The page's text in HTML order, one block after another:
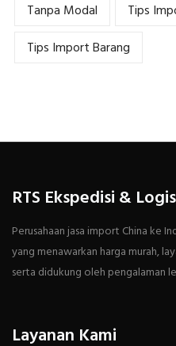
Tanpa Modal
Tips
Tips Import Barang
RTS Ekspedisi &
Perusahaan jasa import China ke
yang menawarkan harga murah,
serta didukung oleh pengalaman
Layanan Kami